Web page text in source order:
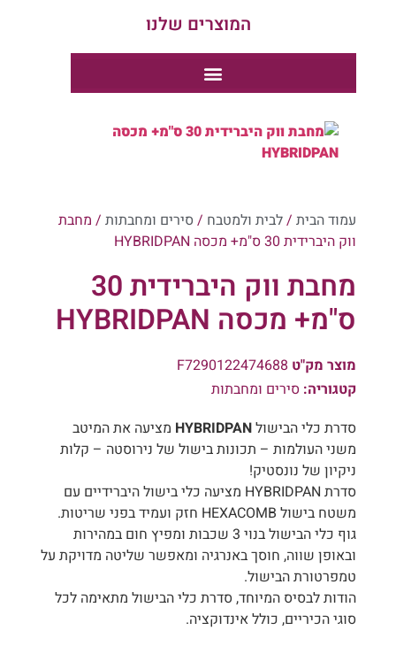
המוצרים שלנו
עמוד הבית/לבית ולמטבח/סירים ומחבתות/ מחבת
ווק היברידית 30 ס"מ+ מכסה HYBRIDPAN
מחבת ווק היברידית 30
ס"מ+ מכסה HYBRIDPAN
מוצר מק"טF7290122474688
קטגוריה:סירים ומחבתות
סדרת כלי הבישולHYBRIDPANמציעה את המיטב
משני העולמות – תכונות בישול של נירוסטה – קלות
ניקיון של נונסטיק!
סדרת HYBRIDPAN מציעה כלי בישול היברידיים עם
משטח בישול HEXACOMB חזק ועמיד בפני שריטות.
גוף כלי הבישול בנוי 3 שכבות ומפיץ חום במהירות
ובאופן שווה, חוסך באנרגיה ומאפשר שליטה מדויקת על
טמפרטורת הבישול.
הודות לבסיס המיוחד, סדרת כלי הבישול מתאימה לכל
סוגי הכיריים, כולל אינדוקציה.